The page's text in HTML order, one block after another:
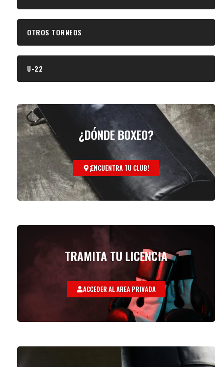
OTROS TORNEOS
U-22
¿DÓNDE BOXEO?
¡ENCUENTRA TU CLUB!
TRAMITA TU LICENCIA
ACCEDER AL AREA PRIVADA